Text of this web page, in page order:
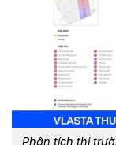
Phân tích thị